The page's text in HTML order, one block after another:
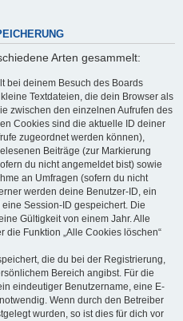
Arten gesammelt:
bei deinem Besuch des Boards
Textdateien, die dein Browser als
zwischen den einzelnen Aufrufen des
Cookies sind die aktuelle ID deiner
zugeordnet werden können),
Beiträge (zur Markierung
du nicht angemeldet bist) sowie
an Umfragen (sofern du nicht
werden deine Benutzer-ID, ein
Session-ID gespeichert. Die
Gültigkeit von einem Jahr. Alle
die Funktion „Alle Cookies löschen“
die du bei der Registrierung,
Bereich angibst. Für die
eindeutiger Benutzername, eine E-
Wenn durch den Betreiber
wurden, so ist dies für dich vor